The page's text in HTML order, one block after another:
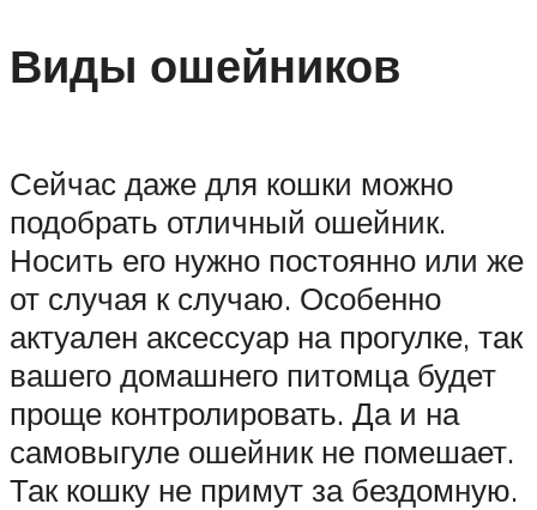
Виды ошейников
Сейчас даже для кошки можно
подобрать отличный ошейник.
Носить его нужно постоянно или же
от случая к случаю. Особенно
актуален аксессуар на прогулке, так
вашего домашнего питомца будет
проще контролировать. Да и на
самовыгуле ошейник не помешает.
Так кошку не примут за бездомную.